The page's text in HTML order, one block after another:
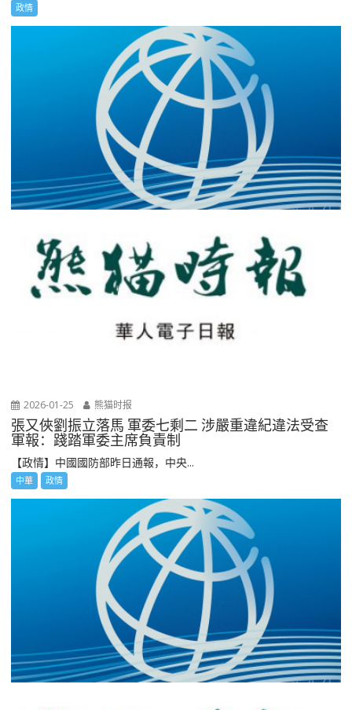
政情
2026-01-25 熊猫时报
張又俠劉振立落馬 軍委七剩二 涉嚴重違紀違法受查
軍報：踐踏軍委主席負責制
【政情】中國國防部昨日通報，中央...
中華 政情